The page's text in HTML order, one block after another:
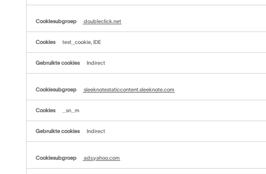
doubleclick.net
test_cookie, IDE
Indirect
sleeknotestaticcontent.sleeknote.com
_sn_m
Indirect
ads.yahoo.com